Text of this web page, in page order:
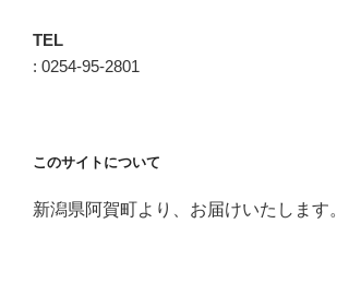
TEL
: 0254-95-2801
このサイトについて
新潟県阿賀町より、お届けいたします。